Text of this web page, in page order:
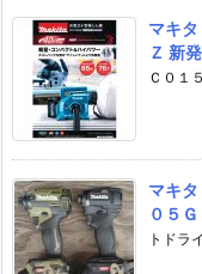
マキ
Ｚ 新
Ｃ０１
マキ
０５
トドラ